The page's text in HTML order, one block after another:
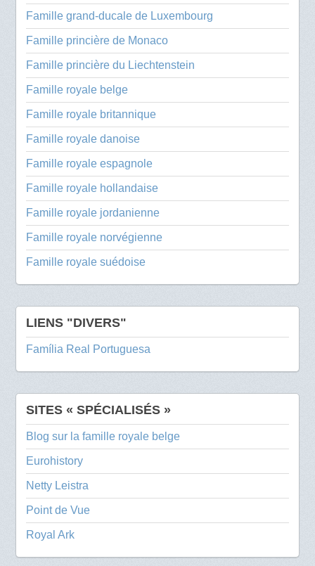
Famille grand-ducale de Luxembourg
Famille princière de Monaco
Famille princière du Liechtenstein
Famille royale belge
Famille royale britannique
Famille royale danoise
Famille royale espagnole
Famille royale hollandaise
Famille royale jordanienne
Famille royale norvégienne
Famille royale suédoise
LIENS "DIVERS"
Família Real Portuguesa
SITES « SPÉCIALISÉS »
Blog sur la famille royale belge
Eurohistory
Netty Leistra
Point de Vue
Royal Ark